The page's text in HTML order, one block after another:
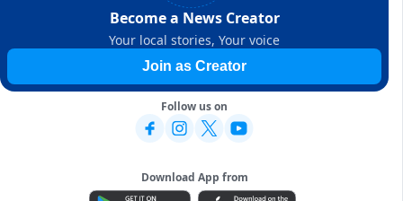
Become a News Creator
Your local stories, Your voice
Join as Creator
Follow us on
Download App from